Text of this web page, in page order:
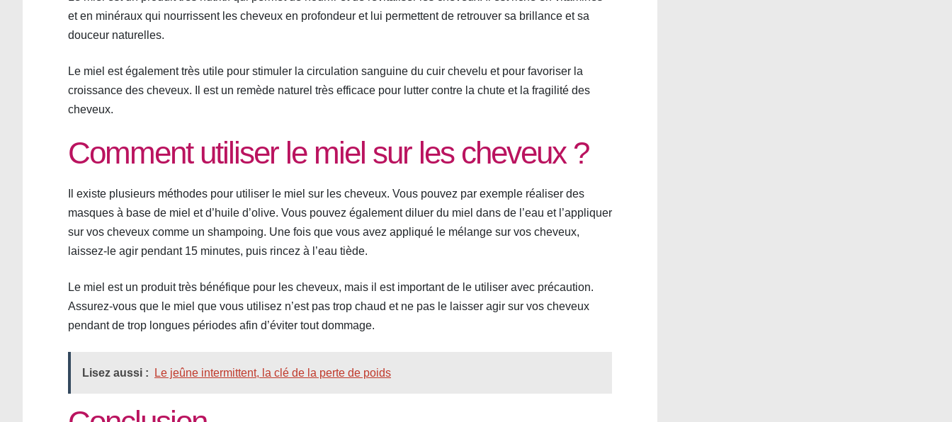
et en minéraux qui nourrissent les cheveux en profondeur et lui permettent de retrouver sa brillance et sa
douceur naturelles.
Le miel est également très utile pour stimuler la circulation sanguine du cuir chevelu et pour favoriser la
croissance des cheveux. Il est un remède naturel très efficace pour lutter contre la chute et la fragilité des
cheveux.
Comment utiliser le miel sur les cheveux ?
Il existe plusieurs méthodes pour utiliser le miel sur les cheveux. Vous pouvez par exemple réaliser des
masques à base de miel et d’huile d’olive. Vous pouvez également diluer du miel dans de l’eau et l’appliquer
sur vos cheveux comme un shampoing. Une fois que vous avez appliqué le mélange sur vos cheveux,
laissez-le agir pendant 15 minutes, puis rincez à l’eau tiède.
Le miel est un produit très bénéfique pour les cheveux, mais il est important de le utiliser avec précaution.
Assurez-vous que le miel que vous utilisez n’est pas trop chaud et ne pas le laisser agir sur vos cheveux
pendant de trop longues périodes afin d’éviter tout dommage.
Lisez aussi : Le jeûne intermittent, la clé de la perte de poids